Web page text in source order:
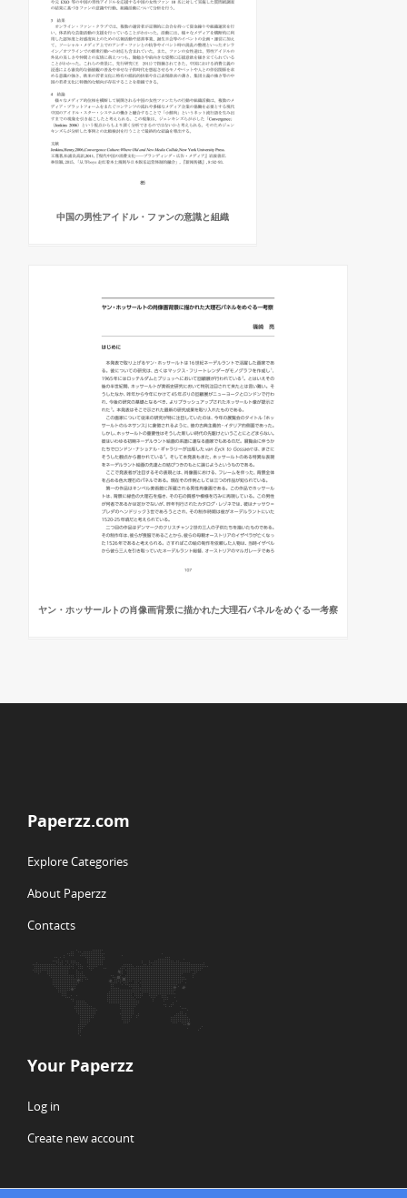
中国の男性アイドル・ファンの意識と組織
ヤン・ホッサールトの肖像画背景に描かれた大理石パネルをめぐる一考察
Paperzz.com
Explore Categories
About Paperzz
Contacts
Your Paperzz
Log in
Create new account